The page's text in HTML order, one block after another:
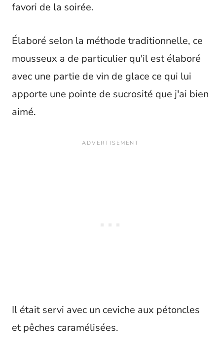
favori de la soirée.
Élaboré selon la méthode traditionnelle, ce
mousseux a de particulier qu'il est élaboré
avec une partie de vin de glace ce qui lui
apporte une pointe de sucrosité que j'ai bien
aimé.
Il était servi avec un ceviche aux pétoncles
et pêches caramélisées.